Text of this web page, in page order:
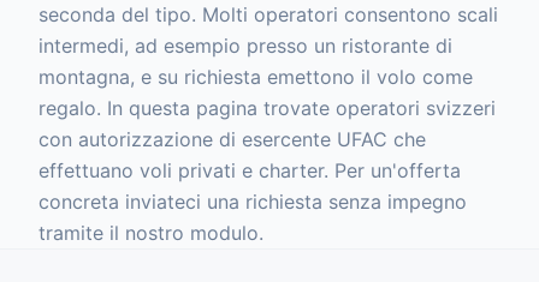
seconda del tipo. Molti operatori consentono scali
intermedi, ad esempio presso un ristorante di
montagna, e su richiesta emettono il volo come
regalo. In questa pagina trovate operatori svizzeri
con autorizzazione di esercente UFAC che
effettuano voli privati e charter. Per un'offerta
concreta inviateci una richiesta senza impegno
tramite il nostro modulo.